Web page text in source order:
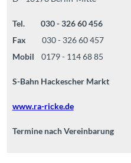
Tel. 030 - 326 60 456
Fax 030 - 326 60 457
Mobil 0179 - 114 68 85
S-Bahn Hackescher Markt
www.ra-ricke.de
Termine nach Vereinbarung